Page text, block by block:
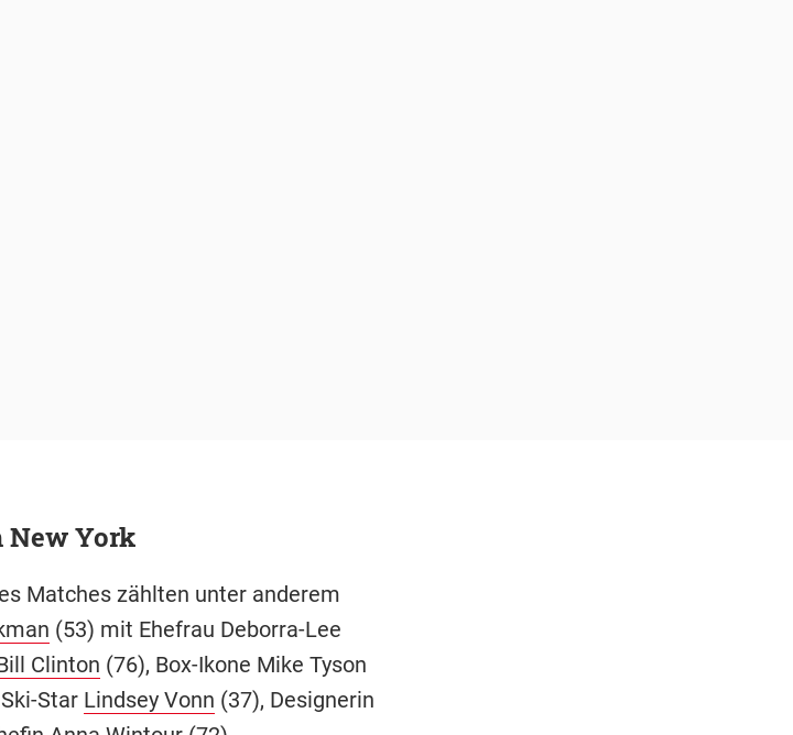
New York
Matches zählten unter anderem
(53) mit Ehefrau Deborra-Lee
Clinton (76), Box-Ikone Mike Tyson
Star Lindsey Vonn (37), Designerin